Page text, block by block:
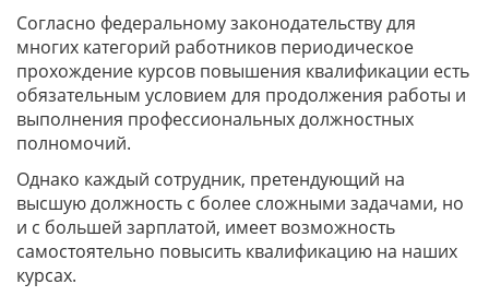
Согласно федеральному законодательству для
многих категорий работников периодическое
прохождение курсов повышения квалификации есть
обязательным условием для продолжения работы и
выполнения профессиональных должностных
полномочий.
Однако каждый сотрудник, претендующий на
высшую должность с более сложными задачами, но
и с большей зарплатой, имеет возможность
самостоятельно повысить квалификацию на наших
курсах.